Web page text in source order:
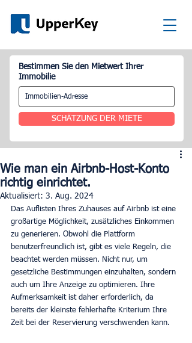
Bestimmen Sie den Mietwert Ihrer
Immobilie
SCHÄTZUNG DER MIETE
Wie man ein Airbnb-Host-Konto
richtig einrichtet.
Aktualisiert: 3. Aug. 2024
Das Auflisten Ihres Zuhauses auf Airbnb ist eine
großartige Möglichkeit, zusätzliches Einkommen
zu generieren. Obwohl die Plattform
benutzerfreundlich ist, gibt es viele Regeln, die
beachtet werden müssen. Nicht nur, um
gesetzliche Bestimmungen einzuhalten, sondern
auch um Ihre Anzeige zu optimieren. Ihre
Aufmerksamkeit ist daher erforderlich, da
bereits der kleinste fehlerhafte Kriterium Ihre
Zeit bei der Reservierung verschwenden kann.